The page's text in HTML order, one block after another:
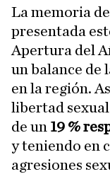
La memoria
presentada
Apertura del
un balance de
en la región.
libertad
de un 19 %
y teniendo en
agresiones